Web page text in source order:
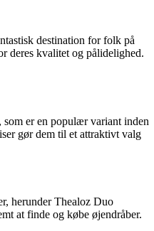
destination for folk på
deres kvalitet og pålidelighed.
som er en populær variant inden
gør dem til et attraktivt valg
herunder Thealoz Duo
at finde og købe øjendråber.